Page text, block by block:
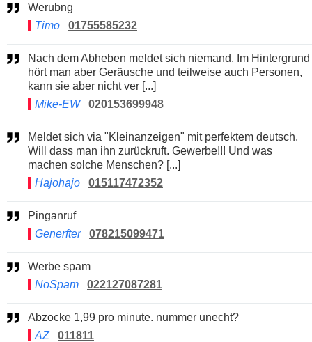
Werubng
Timo
01755585232
Nach dem Abheben meldet sich niemand. Im Hintergrund
hört man aber Geräusche und teilweise auch Personen,
kann sie aber nicht ver [...]
Mike-EW
020153699948
Meldet sich via "Kleinanzeigen" mit perfektem deutsch.
Will dass man ihn zurückruft. Gewerbe!!! Und was
machen solche Menschen? [...]
Hajohajo
015117472352
Pinganruf
Generfter
078215099471
Werbe spam
NoSpam
022127087281
Abzocke 1,99 pro minute. nummer unecht?
AZ
011811